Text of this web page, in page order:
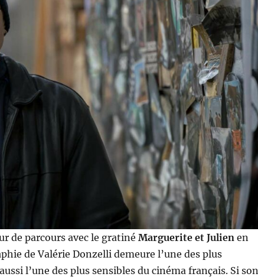
de parcours avec le gratiné Marguerite et Julien en
de Valérie Donzelli demeure l’une des plus
l’une des plus sensibles du cinéma français. Si son